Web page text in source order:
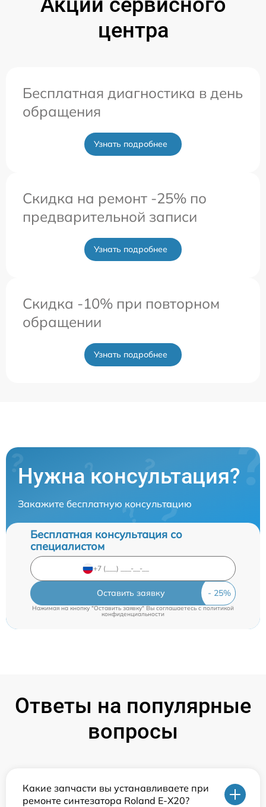
центра
Бесплатная диагностика в день
обращения
Узнать подробнее
Скидка на ремонт -25% по
предварительной записи
Узнать подробнее
Скидка -10% при повторном
обращении
Узнать подробнее
Нужна консультация?
Закажите бесплатную консультацию
Бесплатная консультация со
специалистом
Оставить заявку
Нажимая на кнопку "Оставить заявку" Вы соглашаетесь cполитикой
конфиденциальности
Ответы на популярные
вопросы
Какие запчасти вы устанавливаете при
ремонте синтезатора Roland E-X20?